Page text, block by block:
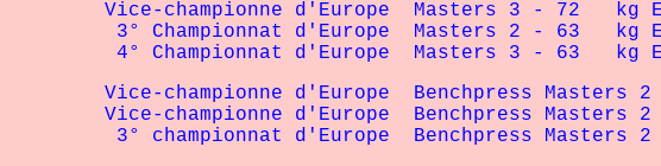
Vice-championne d'Europe Masters 3 - 72 kg
3° Championnat d'Europe Masters 2 - 63 kg
4° Championnat d'Europe Masters 3 - 63 kg
Vice-championne d'Europe Benchpress Masters
Vice-championne d'Europe Benchpress Masters
3° championnat d'Europe Benchpress Masters 2